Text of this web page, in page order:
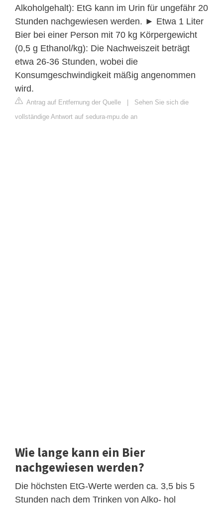
Alkoholgehalt): EtG kann im Urin für ungefähr 20
Stunden nachgewiesen werden. ► Etwa 1 Liter
Bier bei einer Person mit 70 kg Körpergewicht
(0,5 g Ethanol/kg): Die Nachweiszeit beträgt
etwa 26-36 Stunden, wobei die
Konsumgeschwindigkeit mäßig angenommen
wird.
Antrag auf Entfernung der Quelle | Sehen Sie sich die
vollständige Antwort auf sedura-mpu.de an
Wie lange kann ein Bier
nachgewiesen werden?
Die höchsten EtG-Werte werden ca. 3,5 bis 5
Stunden nach dem Trinken von Alko- hol